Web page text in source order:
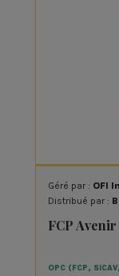
Géré par : OFI
Distribué par :
FCP
OPC (FCP,